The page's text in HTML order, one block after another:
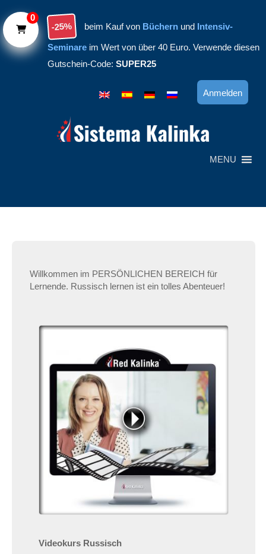
-25% beim Kauf von Büchern und Intensiv-
Seminare im Wert von über 40 Euro. Verwende diesen
Gutschein-Code: SUPER25
Anmelden
MENU
Willkommen im PERSÖNLICHEN BEREICH für
Lernende. Russisch lernen ist ein tolles Abenteuer!
Videokurs Russisch
0